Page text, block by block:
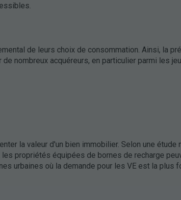
de leurs choix de consommation. Ainsi, la
nombreux acquéreurs, en particulier parmi les
la valeur d'un bien immobilier. Selon une étude
propriétés équipées de bornes de recharge
urbaines où la demande pour les VE est la plus